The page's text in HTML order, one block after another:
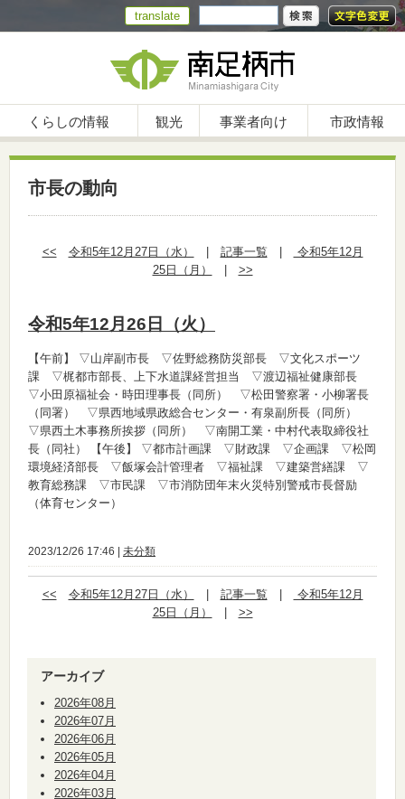
translate
くらしの情報 観光 事業者向け 市政情報
市長の動向
<< 令和5年12月27日（水） 記事一覧
令和5年12月
25日（月）
>>
令和5年12月26日（火）
【午前】
▽山岸副市長 ▽佐野総務防災部長 ▽文化スポーツ
課 ▽梶都市部長、上下水道課経営担当 ▽渡辺福祉健康部長
▽小田原福祉会・時田理事長（同所） ▽松田警察署・小柳署長
（同署） ▽県西地域県政総合センター・有泉副所長（同所）
▽県西土木事務所挨拶（同所） ▽南開工業・中村代表取締役社
長（同社）
【午後】
▽都市計画課 ▽財政課 ▽企画課 ▽松岡
環境経済部長 ▽飯塚会計管理者 ▽福祉課 ▽建築営繕課 ▽
教育総務課 ▽市民課 ▽市消防団年末火災特別警戒市長督励
（体育センター）
2023/12/26 17:46 | 未分類
<< 令和5年12月27日（水） 記事一覧
令和5年12月
25日（月）
>>
アーカイブ
2026年08月
2026年07月
2026年06月
2026年05月
2026年04月
2026年03月